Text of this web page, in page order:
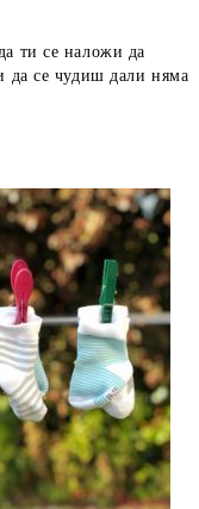
ти се наложи да
да се чудиш дали няма